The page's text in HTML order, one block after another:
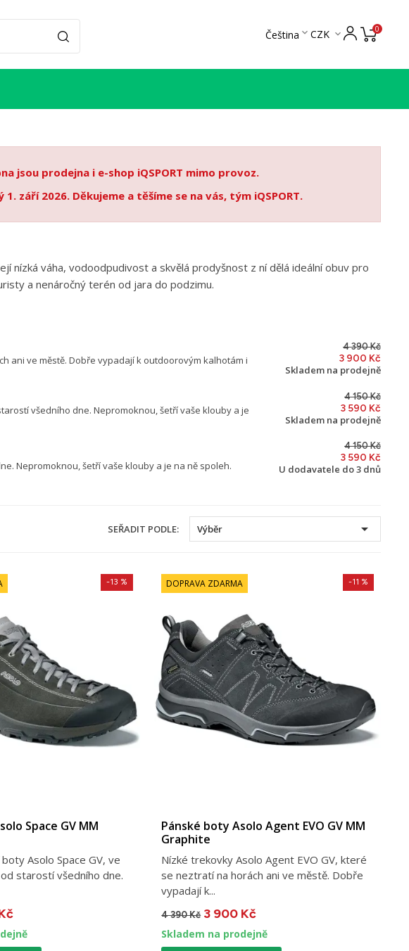
Čeština  CZK  0
jsou prodejna i e-shop iQSPORT mimo provoz.
září 2026. Děkujeme a těšíme se na vás, tým iQSPORT.
nízká váha, vodoodpudivost a skvělá prodyšnost z ní dělá ideální obuv pro
a nenáročný terén od jara do podzimu.
ani ve městě. Dobře vypadají k outdoorovým kalhotám i
4 390 Kč
3 900 Kč
Skladem na prodejně
všedního dne. Nepromoknou, šetří vaše klouby a je
4 150 Kč
3 590 Kč
Skladem na prodejně
Nepromoknou, šetří vaše klouby a je na ně spoleh.
4 150 Kč
3 590 Kč
U dodavatele do 3 dnů
SEŘADIT PODLE: Výběr 
Space GV MM
Asolo Space GV, ve
starostí všedního dne.
-13 % DOPRAVA ZDARMA
Pánské boty Asolo Agent EVO GV MM
Graphite
Nízké trekovky Asolo Agent EVO GV, které
se neztratí na horách ani ve městě. Dobře
vypadají k...
4 390 Kč
-11 %
3 900 Kč
Skladem na prodejně